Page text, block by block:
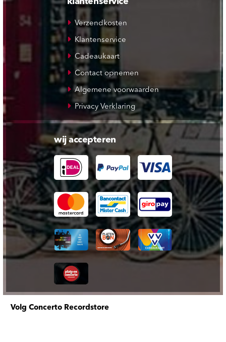
Verzendkosten
Klantenservice
Cadeaukaart
Contact opnemen
Algemene voorwaarden
Privacy Verklaring
wij accepteren
Volg Concerto Recordstore